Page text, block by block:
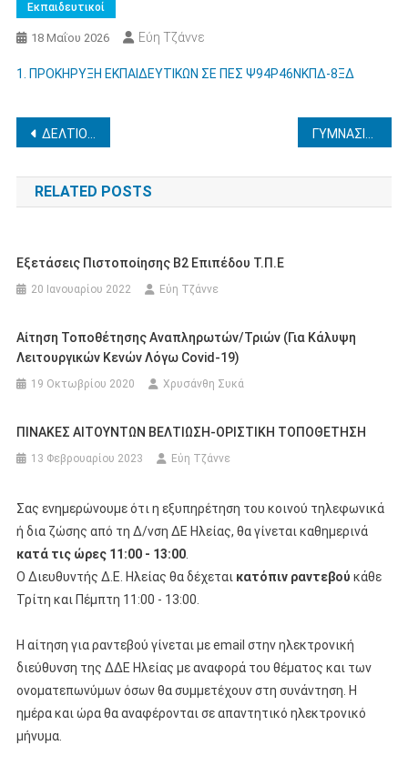
Εκπαιδευτικοί
18 Μαΐου 2026 Εύη Τζάννε
1. ΠΡΟΚΗΡΥΞΗ ΕΚΠΑΙΔΕΥΤΙΚΩΝ ΣΕ ΠΕΣ Ψ94Ρ46ΝΚΠΔ-8ΞΔ
Πλοήγηση
άρθρων
ΔΕΛΤΙΟ ΤΥΠΟΥ-ΔΙΚΑΙΟΛΟΓΗΤΙΚΑ ΓΙΑ ΤΕΦΑΑ
RELATED POSTS
Eξετάσεις Πιστοποίησης Β2 Επιπέδου Τ.Π.Ε
20 Ιανουαρίου 2022 Εύη Τζάννε
Αίτηση Τοποθέτησης Αναπληρωτών/τριών (για Κάλυψη
Λειτουργικών Κενών Λόγω Covid-19)
19 Οκτωβρίου 2020 Χρυσάνθη Συκά
ΠΙΝΑΚΕΣ ΑΙΤΟΥΝΤΩΝ ΒΕΛΤΙΩΣΗ-ΟΡΙΣΤΙΚΗ ΤΟΠΟΘΕΤΗΣΗ
13 Φεβρουαρίου 2023 Εύη Τζάννε
Σας ενημερώνουμε ότι η εξυπηρέτηση του κοινού τηλεφωνικά
ή δια ζώσης από τη Δ/νση ΔΕ Ηλείας, θα γίνεται καθημερινά
κατά τις ώρες 11:00 - 13:00.
Ο Διευθυντής Δ.Ε. Ηλείας θα δέχεται κατόπιν ραντεβού κάθε
Τρίτη και Πέμπτη 11:00 - 13:00.
Η αίτηση για ραντεβού γίνεται με email στην ηλεκτρονική
διεύθυνση της ΔΔΕ Ηλείας με αναφορά του θέματος και των
ονοματεπωνύμων όσων θα συμμετέχουν στη συνάντηση. Η
ημέρα και ώρα θα αναφέρονται σε απαντητικό ηλεκτρονικό
μήνυμα.